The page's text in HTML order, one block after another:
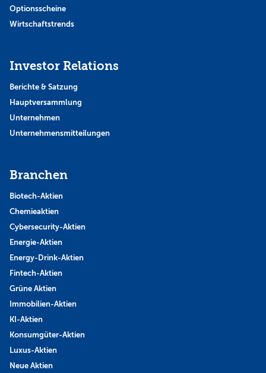
Optionsscheine
Wirtschaftstrends
Investor Relations
Berichte & Satzung
Hauptversammlung
Unternehmen
Unternehmensmitteilungen
Branchen
Biotech-Aktien
Chemieaktien
Cybersecurity-Aktien
Energie-Aktien
Energy-Drink-Aktien
Fintech-Aktien
Grüne Aktien
Immobilien-Aktien
KI-Aktien
Konsumgüter-Aktien
Luxus-Aktien
Neue Aktien